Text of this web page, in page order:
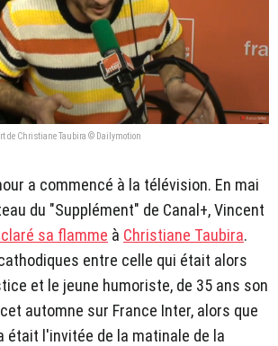
de Christiane Taubira © Dailymotion
a commencé à la télévision. En mai
du "Supplément" de Canal+, Vincent
sa flamme à Christiane Taubira.
entre celle qui était alors
et le jeune humoriste, de 35 ans son
automne sur France Inter, alors que
était l'invitée de la matinale de la